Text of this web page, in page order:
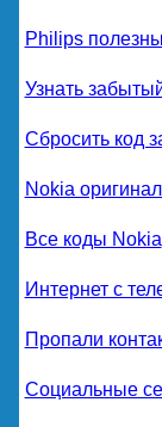
Philips
Узнать
Сбросить код
Nokia
Все коды Nokia
Интернет с
Пропали
Социальные